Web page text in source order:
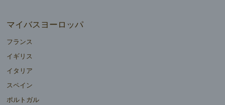
マイバスヨーロッパ
フランス
イギリス
イタリア
スペイン
ポルトガル